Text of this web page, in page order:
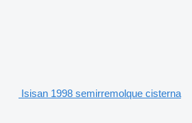
Isisan 1998 semirremolque cisterna